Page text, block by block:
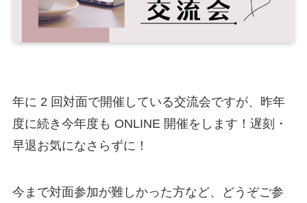
年に 2 回対面で開催している交流会ですが、昨年
度に続き今年度も ONLINE 開催をします！遅刻・
早退お気になさらずに！
今まで対面参加が難しかった方など、どうぞご参